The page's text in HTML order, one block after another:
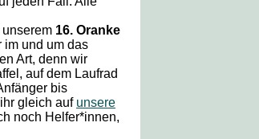
16. Oranke
im und um das
Art, denn wir
auf dem Laufrad
bis
gleich auf unsere
noch Helfer*innen,